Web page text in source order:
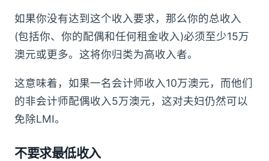
如果你没有达到这个收入要求，那么你的总收入
(包括你、你的配偶和任何租金收入)必须至少15万
澳元或更多。这将你归类为高收入者。
这意味着，如果一名会计师收入10万澳元，而他们
的非会计师配偶收入5万澳元，这对夫妇仍然可以
免除LMI。
不要求最低收入